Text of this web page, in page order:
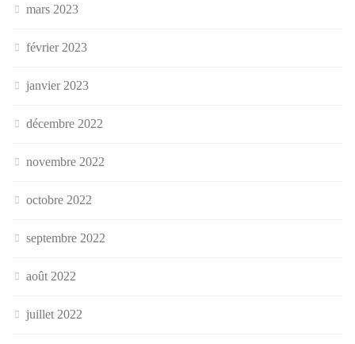
mars 2023
février 2023
janvier 2023
décembre 2022
novembre 2022
octobre 2022
septembre 2022
août 2022
juillet 2022